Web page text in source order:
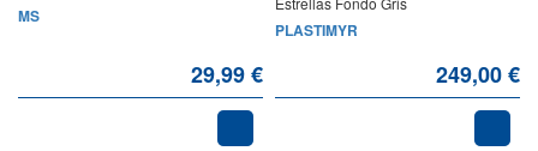
MS
29,99 €
PLASTIMYR
249,00 €